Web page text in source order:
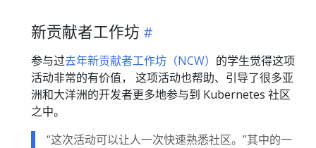
新贡献者工作坊
参与过去年新贡献者工作坊（NCW） 的学生觉得这项
活动非常的有价值， 这项活动也帮助、引导了很多亚
洲和大洋洲的开发者更多地参与到 Kubernetes 社区
之中。
“这次活动可以让人一次快速熟悉社区。”其中的一